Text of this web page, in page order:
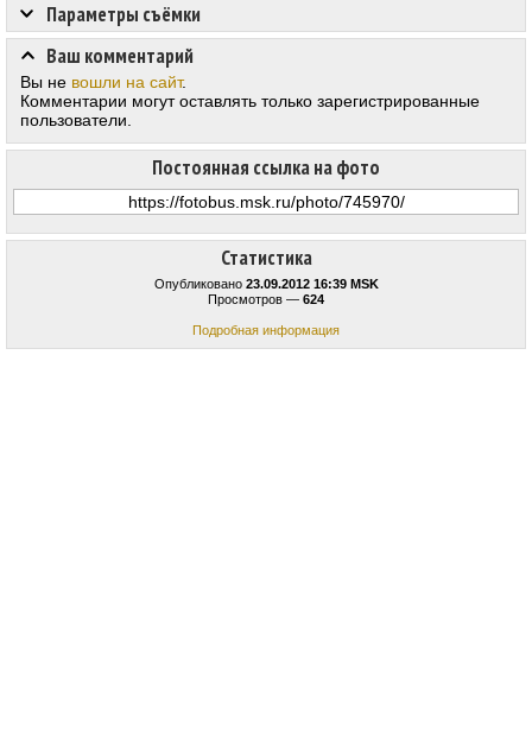
Статистика
Опубликовано 23.09.2012 16:39 MSK
Просмотров — 624
Подробная информация
Постоянная ссылка на фото
Параметры съёмки
Ваш комментарий
Вы не вошли на сайт.
Комментарии могут оставлять только зарегистрированные
пользователи.